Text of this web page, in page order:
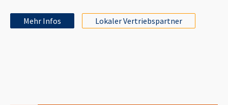
Mehr Infos Lokaler Vertriebspartner